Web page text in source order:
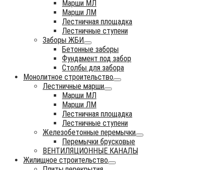
Марши МЛ
Марши ЛМ
Лестничная площадка
Лестничные ступени
Заборы ЖБИ
Бетонные заборы
Фундамент под забор
Столбы для забора
Монолитное строительство
Лестничные марши
Марши МЛ
Марши ЛМ
Лестничная площадка
Лестничные ступени
Железобетонные перемычки
Перемычки брусковые
ВЕНТИЛЯЦИОННЫЕ КАНАЛЫ
Жилищное строительство